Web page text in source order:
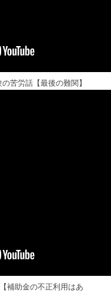
苦労話【最後の難関】
補助金の不正利用はあ